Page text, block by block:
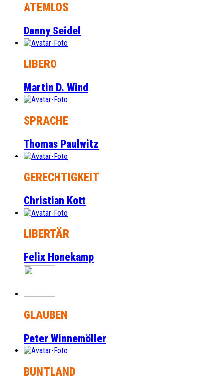
ATEMLOS
Danny Seidel
LIBERO
Martin D. Wind
SPRACHE
Thomas Paulwitz
GERECHTIGKEIT
Christian Kott
LIBERTÄR
Felix Honekamp
GLAUBEN
Peter Winnemöller
BUNTLAND